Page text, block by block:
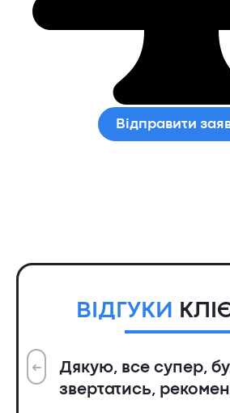
Відправити
ВІДГУКИ
Дякую, все супер,
звертатись,
➜